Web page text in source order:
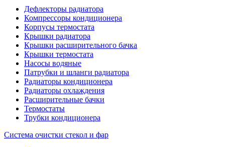
Дефлекторы радиатора
Компрессоры кондиционера
Корпусы термостата
Крышки радиатора
Крышки расширительного бачка
Крышки термостата
Насосы водяные
Патрубки и шланги радиатора
Радиаторы кондиционера
Радиаторы охлаждения
Расширительные бачки
Термостаты
Трубки кондиционера
Система очистки стекол и фар